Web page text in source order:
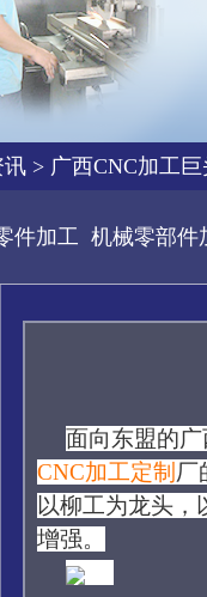
讯 > 广西CNC加工
件加工 机械零部件
面向东盟的广
CNC加工定制 厂
以柳工为龙头，
增强。